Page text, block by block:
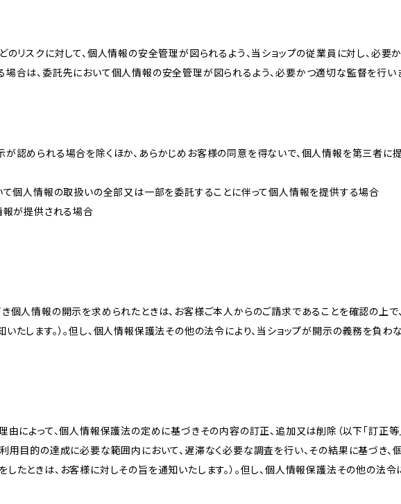
リスクに対して、個人情報の安全管理が図られるよう、当ショップの従業員に対し、必要
合は、委託先において個人情報の安全管理が図られるよう、必要かつ適切な監督を行いま
認められる場合を除くほか、あらかじめお客様の同意を得ないで、個人情報を第三者に
て個人情報の取扱いの全部又は一部を委託することに伴って個人情報を提供する場合
報が提供される場合
個人情報の開示を求められたときは、お客様ご本人からのご請求であることを確認の上で
たします。）。但し、個人情報保護法その他の法令により、当ショップが開示の義務を負わ
によって、個人情報保護法の定めに基づきその内容の訂正、追加又は削除（以下「訂正等
用目的の達成に必要な範囲内において、遅滞なく必要な調査を行い、その結果に基づき、
たときは、お客様に対しその旨を通知いたします。）。但し、個人情報保護法その他の法令